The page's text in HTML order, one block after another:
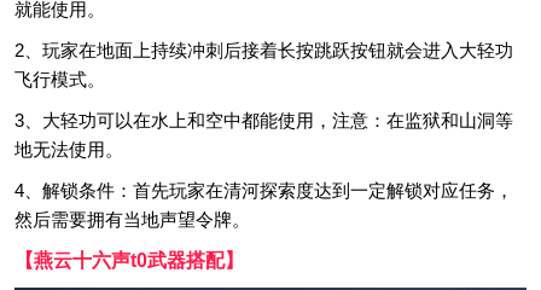
就能使用。
2、玩家在地面上持续冲刺后接着长按跳跃按钮就会进入大轻功
飞行模式。
3、大轻功可以在水上和空中都能使用，注意：在监狱和山洞等
地无法使用。
4、解锁条件：首先玩家在清河探索度达到一定解锁对应任务，
然后需要拥有当地声望令牌。
【燕云十六声t0武器搭配】